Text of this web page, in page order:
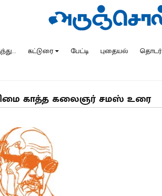
கட்டுரை பேட்டி புதையல் தொடர்
காத்த கலைஞர் சமஸ் உரை